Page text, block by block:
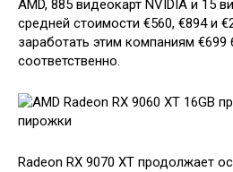
AMD, 885 видеокарт NVIDIA и 15
средней стоимости €560, €894 и
заработать этим компаниям €699
соответственно.
Radeon RX 9070 XT продолжает